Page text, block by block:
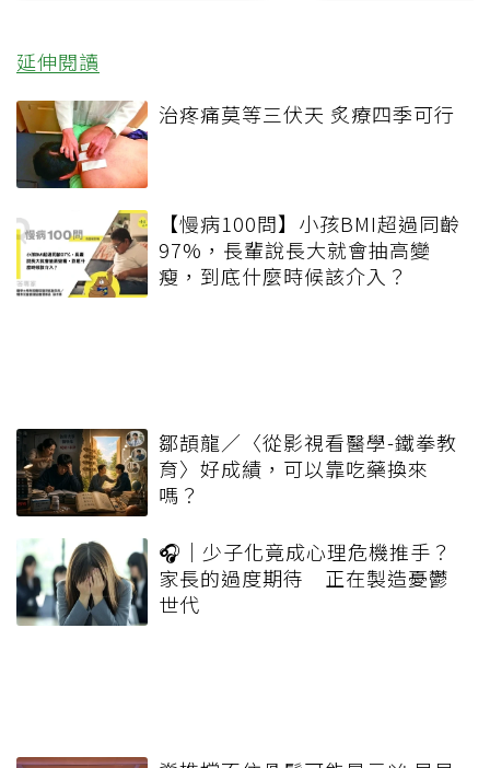
延伸閱讀
治疼痛莫等三伏天 炙療四季可行
【慢病100問】小孩BMI超過同齡
97%，長輩說長大就會抽高變
瘦，到底什麼時候該介入？
鄒頡龍／〈從影視看醫學-鐵拳教
育〉好成績，可以靠吃藥換來
嗎？
🎧｜少子化竟成心理危機推手？
家長的過度期待 正在製造憂鬱
世代